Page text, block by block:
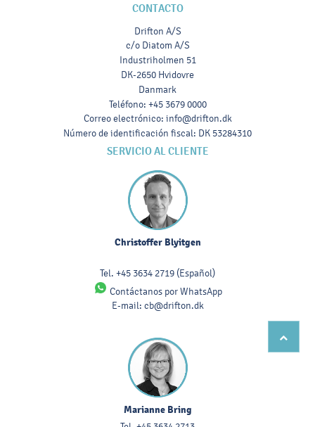
CONTACTO
Drifton A/S
c/o Diatom A/S
Industriholmen 51
DK-2650 Hvidovre
Danmark
Teléfono: +45 3679 0000
Correo electrónico: info@drifton.dk
Número de identificación fiscal: DK 53284310
SERVICIO AL CLIENTE
Christoffer Blyitgen
Tel. +45 3634 2719 (Español)
Contáctanos por WhatsApp
E-mail: cb@drifton.dk
Marianne Bring